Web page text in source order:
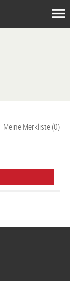
Meine Merkliste(0)